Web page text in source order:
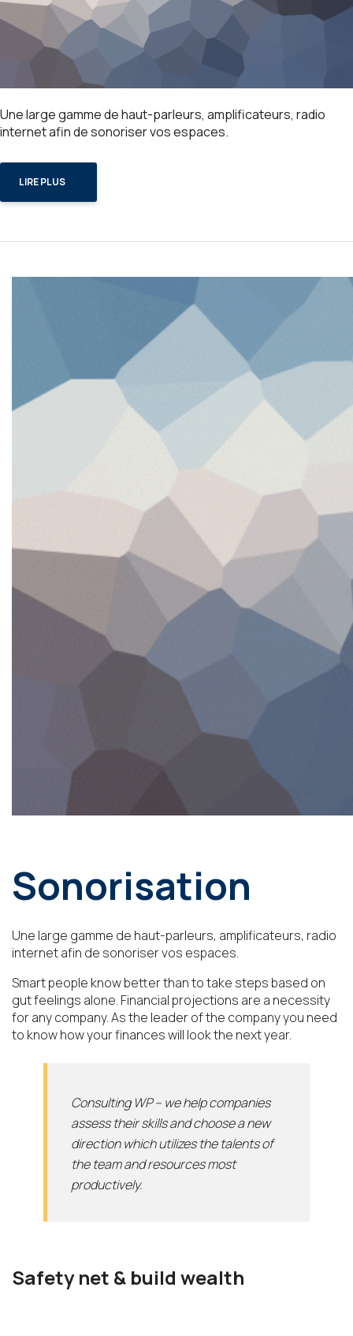
Une large gamme de haut-parleurs, amplificateurs, radio
internet afin de sonoriser vos espaces.
LIRE PLUS
Sonorisation
Une large gamme de haut-parleurs, amplificateurs, radio
internet afin de sonoriser vos espaces.
Smart people know better than to take steps based on
gut feelings alone. Financial projections are a necessity
for any company. As the leader of the company you need
to know how your finances will look the next year.
Consulting WP – we help companies
assess their skills and choose a new
direction which utilizes the talents of
the team and resources most
productively.
Safety net & build wealth